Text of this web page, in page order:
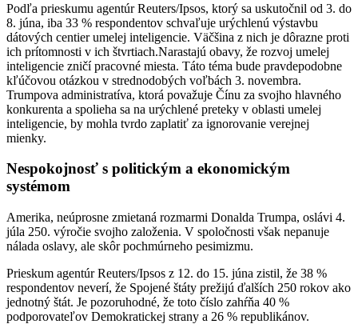
Podľa prieskumu agentúr Reuters/Ipsos, ktorý sa uskutočnil od 3. do
8. júna, iba 33 % respondentov schvaľuje urýchlenú výstavbu
dátových centier umelej inteligencie. Väčšina z nich je dôrazne proti
ich prítomnosti v ich štvrtiach.Narastajú obavy, že rozvoj umelej
inteligencie zničí pracovné miesta. Táto téma bude pravdepodobne
kľúčovou otázkou v strednodobých voľbách 3. novembra.
Trumpova administratíva, ktorá považuje Čínu za svojho hlavného
konkurenta a spolieha sa na urýchlené preteky v oblasti umelej
inteligencie, by mohla tvrdo zaplatiť za ignorovanie verejnej
mienky.
Nespokojnosť s politickým a ekonomickým
systémom
Amerika, neúprosne zmietaná rozmarmi Donalda Trumpa, oslávi 4.
júla 250. výročie svojho založenia. V spoločnosti však nepanuje
nálada oslavy, ale skôr pochmúrneho pesimizmu.
Prieskum agentúr Reuters/Ipsos z 12. do 15. júna zistil, že 38 %
respondentov neverí, že Spojené štáty prežijú ďalších 250 rokov ako
jednotný štát. Je pozoruhodné, že toto číslo zahŕňa 40 %
podporovateľov Demokratickej strany a 26 % republikánov.